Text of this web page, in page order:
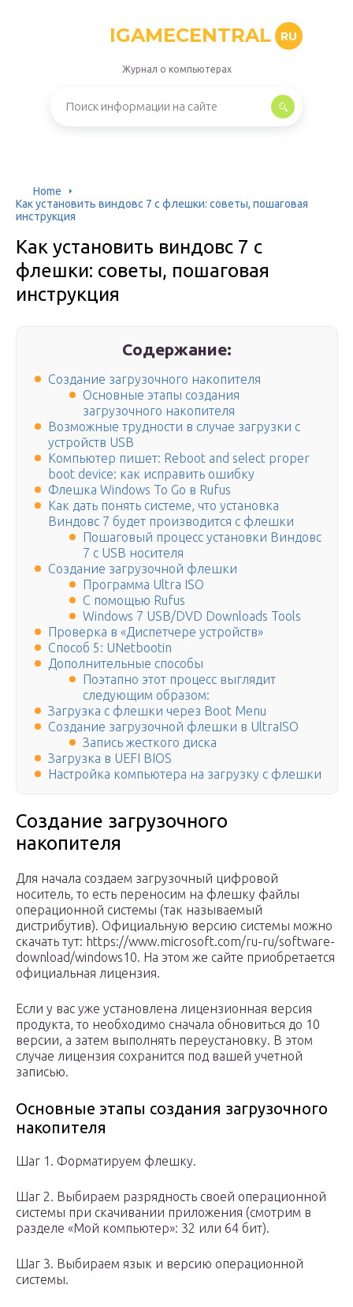
IGAMECENTRAL RU
Журнал о компьютерах
Home
Как установить виндовс 7 с флешки: советы, пошаговая
инструкция
Как установить виндовс 7 с
флешки: советы, пошаговая
инструкция
Содержание:
Создание загрузочного накопителя
Основные этапы создания
загрузочного накопителя
Возможные трудности в случае загрузки с
устройств USB
Компьютер пишет: Reboot and select proper
boot device: как исправить ошибку
Флешка Windows To Go в Rufus
Как дать понять системе, что установка
Виндовс 7 будет производится с флешки
Пошаговый процесс установки Виндовс
7 с USB носителя
Создание загрузочной флешки
Программа Ultra ISO
С помощью Rufus
Windows 7 USB/DVD Downloads Tools
Проверка в «Диспетчере устройств»
Способ 5: UNetbootin
Дополнительные способы
Поэтапно этот процесс выглядит
следующим образом:
Загрузка с флешки через Boot Menu
Создание загрузочной флешки в UltraISO
Запись жесткого диска
Загрузка в UEFI BIOS
Настройка компьютера на загрузку с флешки
Создание загрузочного
накопителя
Для начала создаем загрузочный цифровой
носитель, то есть переносим на флешку файлы
операционной системы (так называемый
дистрибутив). Официальную версию системы можно
скачать тут: https://www.microsoft.com/ru-ru/software-
download/windows10. На этом же сайте приобретается
официальная лицензия.
Если у вас уже установлена лицензионная версия
продукта, то необходимо сначала обновиться до 10
версии, а затем выполнять переустановку. В этом
случае лицензия сохранится под вашей учетной
записью.
Основные этапы создания загрузочного
накопителя
Шаг 1. Форматируем флешку.
Шаг 2. Выбираем разрядность своей операционной
системы при скачивании приложения (смотрим в
разделе «Мой компьютер»: 32 или 64 бит).
Шаг 3. Выбираем язык и версию операционной
системы.